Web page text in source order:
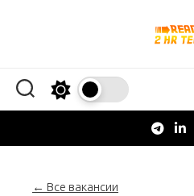
← Все вакансии